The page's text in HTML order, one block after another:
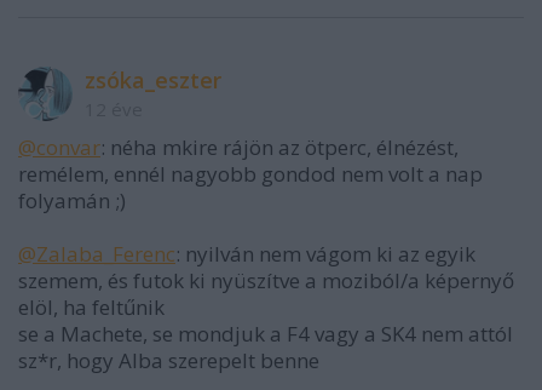
zsóka_eszter
@convar: néha mkire rájön az ötperc, élnézést,
remélem, ennél nagyobb gondod nem volt a nap
folyamán ;)
@Zalaba_Ferenc: nyilván nem vágom ki az egyik
szemem, és futok ki nyüszítve a moziból/a képernyő
elöl, ha feltűnik
se a Machete, se mondjuk a F4 vagy a SK4 nem attól
sz*r, hogy Alba szerepelt benne